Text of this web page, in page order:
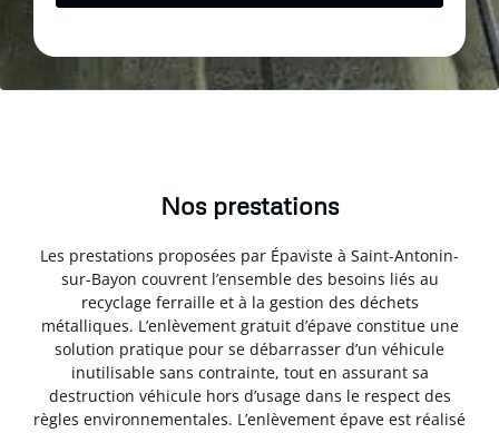
Nos prestations
Les prestations proposées par Épaviste à Saint-Antonin-
sur-Bayon couvrent l’ensemble des besoins liés au
recyclage ferraille et à la gestion des déchets
métalliques. L’enlèvement gratuit d’épave constitue une
solution pratique pour se débarrasser d’un véhicule
inutilisable sans contrainte, tout en assurant sa
destruction véhicule hors d’usage dans le respect des
règles environnementales. L’enlèvement épave est réalisé